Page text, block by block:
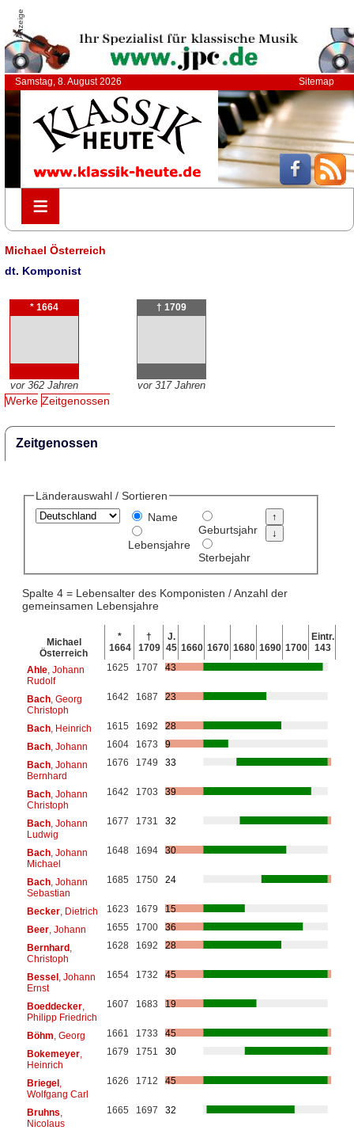
Anzeige
Samstag, 8. August 2026 Sitemap
≡
≡
Michael Österreich
dt. Komponist
* 1664
vor 362 Jahren
† 1709
vor 317 Jahren
Werke Zeitgenossen
Zeitgenossen
Länderauswahl / Sortieren
Name
Lebensjahre
Geburtsjahr
Sterbejahr
Spalte 4 = Lebensalter des Komponisten / Anzahl der
gemeinsamen Lebensjahre
Michael
Österreich
*
1664
†
1709
J.
45 1660 1670 1680 1690 1700
Eintr.
143
Ahle, Johann
Rudolf
1625 1707 43
Bach, Georg
Christoph
1642 1687 23
Bach, Heinrich 1615 1692
28
Bach, Johann 1604 1673
9
Bach, Johann
Bernhard
1676 1749 33
Bach, Johann
Christoph
1642 1703 39
Bach, Johann
Ludwig
1677 1731 32
Bach, Johann
Michael
1648 1694 30
Bach, Johann
Sebastian
1685 1750 24
Becker, Dietrich 1623 1679
15
Beer, Johann 1655 1700
36
Bernhard,
Christoph
1628 1692 28
Bessel, Johann
Ernst
1654 1732 45
Boeddecker,
Philipp Friedrich
1607 1683 19
Böhm , Georg 1661 1733
45
Bokemeyer,
Heinrich
1679 1751 30
Briegel,
Wolfgang Carl
1626 1712 45
Bruhns
Nicolaus
1665 1697 32